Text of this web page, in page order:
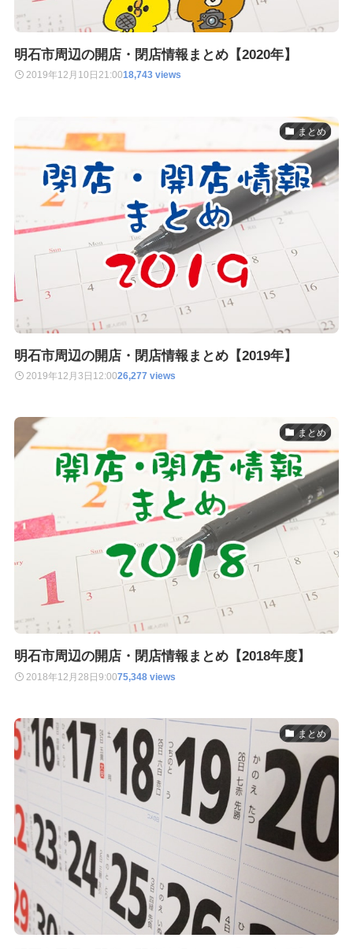
明石市周辺の開店・閉店情報まとめ【2020年】
2019年12月10日 21:0018,743 views
まとめ
明石市周辺の開店・閉店情報まとめ【2019年】
2019年12月3日 12:0026,277 views
まとめ
明石市周辺の開店・閉店情報まとめ【2018年度】
2018年12月28日9:0075,348 views
まとめ